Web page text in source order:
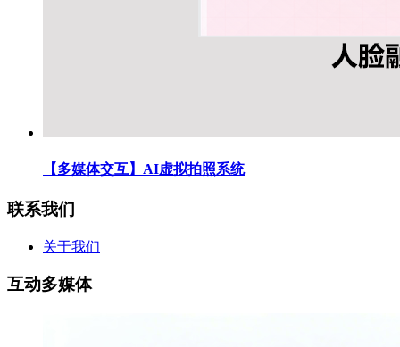
【多媒体交互】AI虚拟拍照系统
联系我们
关于我们
互动多媒体